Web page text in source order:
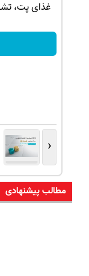
غذای پت،
‹
مطالب پیشنهادی